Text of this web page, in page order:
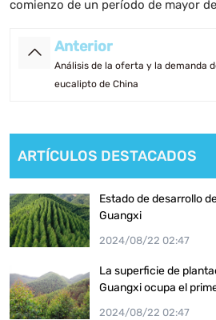
comienzo de un período de mayor
Anterior
Análisis de la oferta y la demanda
eucalipto de China
ARTÍCULOS DESTACADOS
Estado de desarrollo
Guangxi
2024/08/22 02:47
La superficie de
Guangxi ocupa el
2024/08/22 02:47